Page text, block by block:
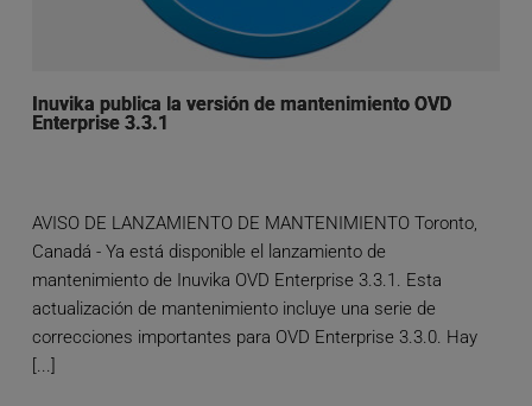
Inuvika publica la versión de mantenimiento OVD
Enterprise 3.3.1
AVISO DE LANZAMIENTO DE MANTENIMIENTO Toronto,
Canadá - Ya está disponible el lanzamiento de
mantenimiento de Inuvika OVD Enterprise 3.3.1. Esta
actualización de mantenimiento incluye una serie de
correcciones importantes para OVD Enterprise 3.3.0. Hay
[...]